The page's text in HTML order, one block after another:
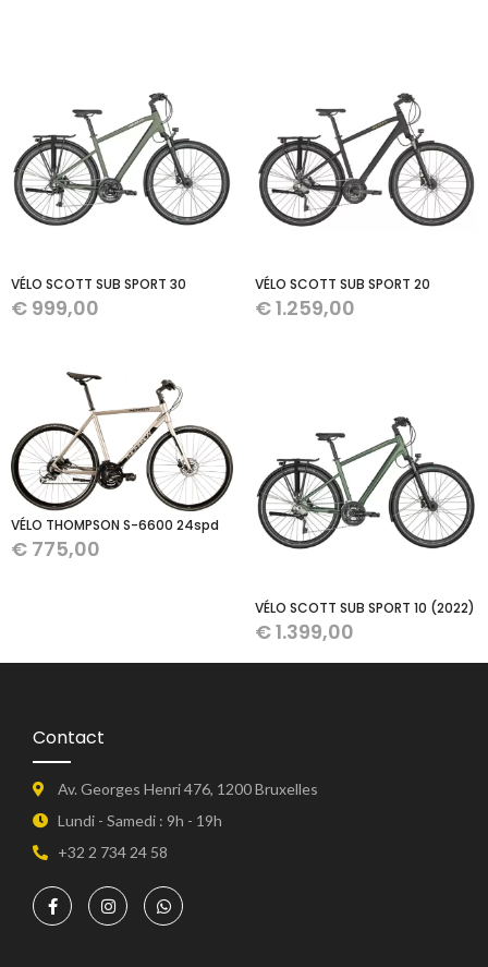
VÉLO SCOTT SUB SPORT 30
€ 999,00
VÉLO SCOTT SUB SPORT 20
€1.259,00
VÉLO THOMPSON S-6600 24spd
€ 775,00
VÉLO SCOTT SUB SPORT 10 (2022)
€1.399,00
Contact
Av. Georges Henri 476, 1200 Bruxelles
Lundi - Samedi : 9h - 19h
+32 2 734 24 58